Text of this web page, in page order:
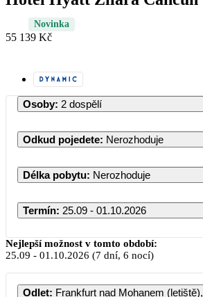
Novinka
55 139 Kč
Osoby: 2 dospělí
Odkud pojedete: Nerozhoduje
Délka pobytu: Nerozhoduje
Termín: 25.09 - 01.10.2026
Září 2026
PO ÚT ST ČT
Nejlepší možnost v tomto období:
25.09 - 01.10.2026 (7 dní, 6 nocí)
Odlet: Frankfurt nad Mohanem